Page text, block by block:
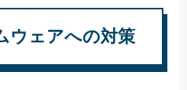
ウェアへの対策